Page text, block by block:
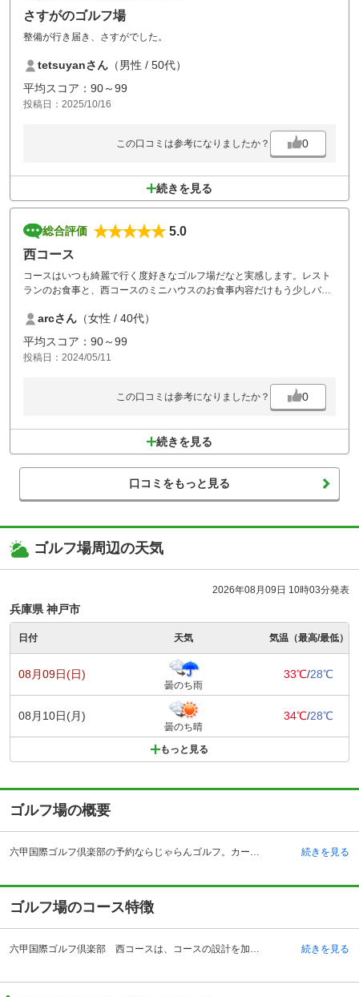
さすがのゴルフ場
整備が行き届き、さすがでした。
tetsuyanさん （男性 / 50代）
平均スコア：90～99
投稿日：2025/10/16
この口コミは参考になりましたか？ 0
続きを見る
総合評価
5.0
西コース
コースはいつも綺麗で行く度好きなゴルフ場だなと実感します。レスト
ランのお食事と、西コースのミニハウスのお食事内容だけもう少しバリ
arcさん （女性 / 40代）
平均スコア：90～99
投稿日：2024/05/11
この口コミは参考になりましたか？ 0
続きを見る
口コミをもっと見る
ゴルフ場周辺の天気
2026年08月09日 10時03分発表
兵庫県 神戸市
日付 天気 気温（最高/最低）
08月09日(日)
曇のち雨
33℃/28℃
08月10日(月)
曇のち晴
34℃/28℃
もっと見る
ゴルフ場の概要
六甲国際ゴルフ倶楽部の予約ならじゃらんゴルフ。カートの有無や利用税、キャンセル料、ナイター設備、駐車場などのコース情報はもちろん、口コミ、フォトギャラリーなどコースの難易度や攻略に役立つ情報充実、予約する度にポイントが貯まるのでお得にゴルフをお楽しみ頂けます。 六甲国際ゴルフ倶楽部 西コースは、兵庫県 神戸市北区山田町にあるゴルフ場です。関西圏からのアクセスも良く、有名なコンペも開催されるコースです。自動車の場合、阪神高速道路北神戸線の箕谷インターチェンジから約10分程度、神戸淡路鳴門自動車道の神戸北インターチェンジから約10分程度です。 六甲国際ゴルフ倶楽部 西コースは、施設面も充実しています。1,400坪のクラブハウスを中心にレストランやバスルーム、カフェなどの設備があります。特にクラブハウスは、スペイン風の格調高いデザインと落ち着いた雰囲気が、プレー前の緊張感を和らげてくれます。また、コース途中にあるレストハウスにはパウダールームが完備され、食事も楽しむことができます。 続きを見る
ゴルフ場のコース特徴
六甲国際ゴルフ倶楽部 西コースは、コースの設計を加藤福一氏が行い、ジャック二クラウス氏が監修したコースになっています。自然の特徴や景観を生かしたレイアウトやアンジュレーションの変化を付け、飽きの来ない、戦略を楽しむことができるコースです。またプレーヤーの多彩なテクニックを披露し、攻略のためのテクニカル面での向上がはかれ、18ホールすべてがゴルファーのチャレンジ精神をかきたてます。3番ホールではショートカットでハイスコアを狙いやすいように感じますが、風の影響を計算に入れ、グリーン右側のOBにも注意を払う必要がある戦略性のあるホールです。さらに17番ホールでは風の影響に加えてグリーン右側に池もあり、緊張感のあるコースです。 続きを見る